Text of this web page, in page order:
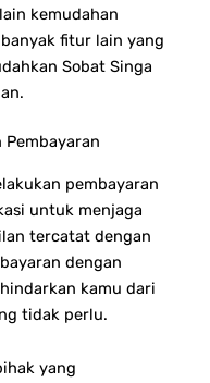
kemudahan
fitur lain yang
Sobat Singa
pembayaran
untuk menjaga
tercatat dengan
dengan
kamu dari
tidak perlu.
yang